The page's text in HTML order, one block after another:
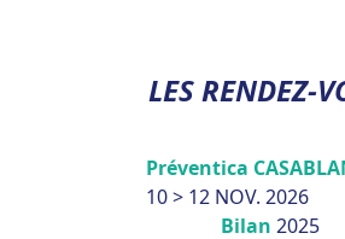
LES RENDEZ-
Préventica
10 > 12 NOV. 2026
Bilan 2025